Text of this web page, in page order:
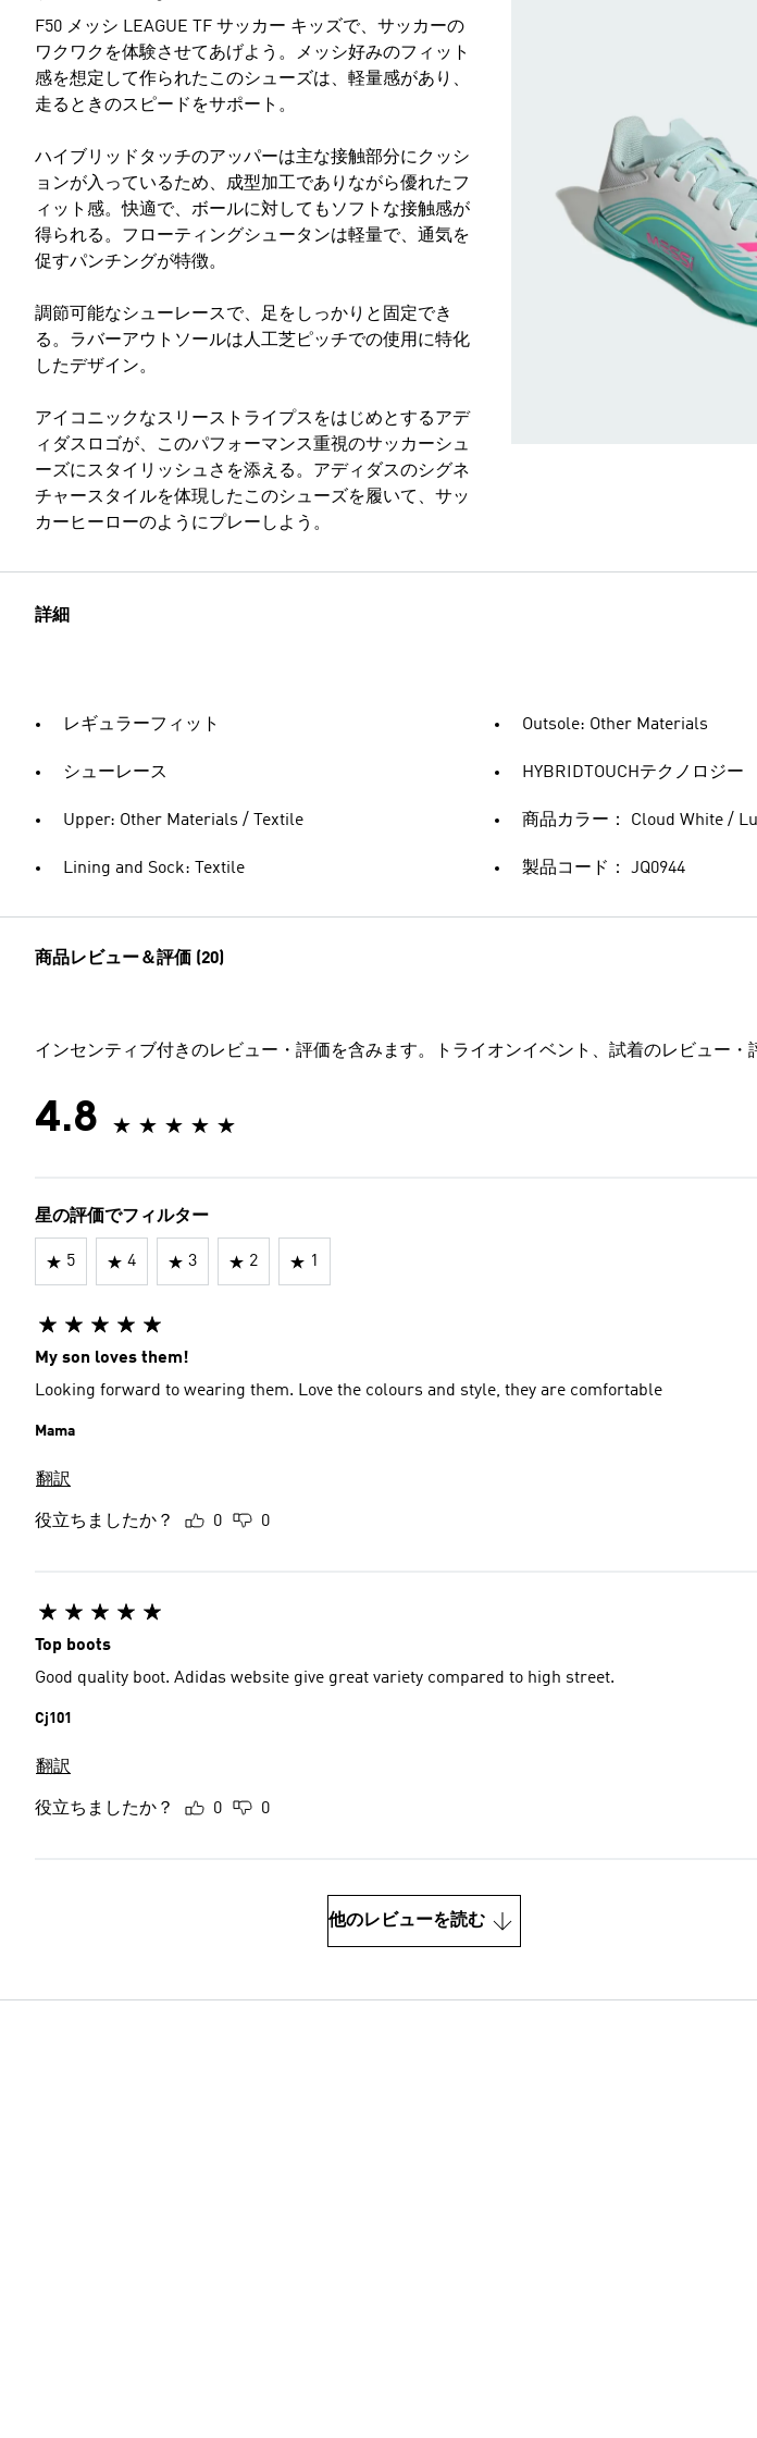
F50 メッシ LEAGUE TF サッカー キッズで、サッカーの
ワクワクを体験させてあげよう。メッシ好みのフィット
感を想定して作られたこのシューズは、軽量感があり、
走るときのスピードをサポート。
ハイブリッドタッチのアッパーは主な接触部分にクッシ
ョンが入っているため、成型加工でありながら優れたフ
ィット感。快適で、ボールに対してもソフトな接触感が
得られる。フローティングシュータンは軽量で、通気を
促すパンチングが特徴。
調節可能なシューレースで、足をしっかりと固定でき
る。ラバーアウトソールは人工芝ピッチでの使用に特化
したデザイン。
アイコニックなスリーストライプスをはじめとするアデ
ィダスロゴが、このパフォーマンス重視のサッカーシュ
ーズにスタイリッシュさを添える。アディダスのシグネ
チャースタイルを体現したこのシューズを履いて、サッ
カーヒーローのようにプレーしよう。
詳細
レギュラーフィット
シューレース
Upper: Other Materials / Textile
Lining and Sock: Textile
Outsole: Other Materials
HYBRIDTOUCHテクノロジー
商品カラー： Cloud White /
製品コード： JQ0944
商品レビュー＆評価 (20)
インセンティブ付きのレビュー・評価を含みます。トライオンイベント、試着のレビュー・
4.8
星の評価でフィルター
5 4 3 2 1
My son loves them!
Looking forward to wearing them. Love the colours and style, they are comfortable
Mama
翻訳
役立ちましたか？ 0 0
Top boots
Good quality boot. Adidas website give great variety compared to high street.
Cj101
翻訳
役立ちましたか？ 0 0
他のレビューを読む